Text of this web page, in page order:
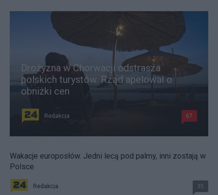
Drożyzna w Chorwacji odstrasza
polskich turystów. Rząd apelował o
obniżki cen
Redakcja 67
Wakacje europosłów. Jedni lecą pod palmy, inni zostają w
Polsce
Redakcja 35